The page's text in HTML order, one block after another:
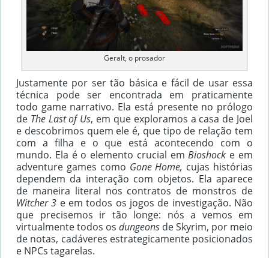
Geralt, o prosador
Justamente por ser tão básica e fácil de usar essa
técnica pode ser encontrada em praticamente
todo game narrativo. Ela está presente no prólogo
de The Last of Us, em que exploramos a casa de Joel
e descobrimos quem ele é, que tipo de relação tem
com a filha e o que está acontecendo com o
mundo. Ela é o elemento crucial emBioshock e em
adventure games como Gone Home, cujas histórias
dependem da interação com objetos. Ela aparece
de maneira literal nos contratos de monstros de
Witcher 3 e em todos os jogos de investigação. Não
que precisemos ir tão longe: nós a vemos em
virtualmente todos os dungeons de Skyrim, por meio
de notas, cadáveres estrategicamente posicionados
e NPCs tagarelas.